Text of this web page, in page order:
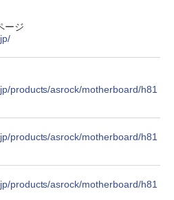
を育てて辺境を開拓〜（コミッ
アップグレード版】AOKIMI ワイヤ
ートゥースHi-Fi 最大36時間再生 ぶ
自動ペアリング Type-C充電 マイク
タッチ式音量調整 スポーツ/通勤/通
ホン Bluetooth 5.4 ノイズキャンセ
(Stadium ver.)
限定】 伊藤園 磨かれて、澄
モノクロ版 39 (ジャンプ
ガンガンコミックス)
ージ
products/asrock/motherboard/h81
products/asrock/motherboard/h81
products/asrock/motherboard/h81